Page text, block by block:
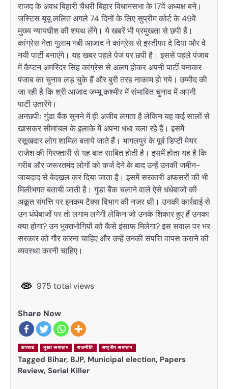
राजद के अवध बिहारी चैधरी बिहार विधानसभा के 17वें अध्यक्ष बने।
जस्टिस यूयू ललित अगले 74 दिनों के लिए सुप्रीम कोर्ट के 49वें
मुख्य न्यायधीश की शपथ लेंगे। ये खबरें भी प्रमुखता से छपी हैं।
कांग्रेस नेता गुलाम नबी आजाद ने कांग्रेस से इस्तीफा दे दिया और वे
नयी पार्टी बनाएंगे। यह खबर पहले पेज पर छपी है। इससे पहले पंजाब
में कैप्टन अमरिंदर सिंह कांग्रेस से अलग होकर अपनी पार्टी बनाकर
पंजाब का चुनाव लड़ चुके हैं और बुरी तरह नाकाम हो गये। उम्मीद की
जा रही है कि श्री आजाद जम्मू कश्मीर में संभावित चुनाव में अपनी
पार्टी उतारेंगे।
अनछपीः गुंडा बैंक सुनने में ही अजीब लगता है लेकिन यह कई सालों से
खासकर सीमांचल के इलाके में अपना धंधा चला रहे हैं। इसमें
रसूखदार लोग शामिल बताये जाते हैं। भागलपुर के पूर्व डिप्टी मेयर
राजेश की गिरफ्तारी से यह बात साबित होती है। इसमें होता यह है कि
गरीब और जरूरतमंद लोगों को कर्ज देने के बाद उन्हें उनकी जमीन-
जायदाद से बेदखल कर दिया जाता है। इसमें सरकारी अफसरों की भी
मिलीभगत बतायी जाती है। गुंडा बैंक चलाने वाले ऐसे धंधेबाजों की
अकूत संपत्ति पर इनकम टैक्स विभाग की नजर थी। उनकी कार्रवाई से
उन धंधेबाजों पर तो लगाम लगेगी लेकिन जो उनके शिकार हुए हैं उनका
क्या होगा? उन भुक्तभोगियों को कैसे इंसाफ मिलेगा? इस सवाल पर भर
सरकार को गौर करना चाहिए और उन्हें उनकी संपत्ति वापस कराने की
व्यवस्था करनी चाहिए।
975 total views
Share Now
अपराध मुख्य समाचार राजनीति राष्ट्रीय समाचार
Tagged Bihar, BJP, Municipal election, Papers
Review, Serial Killer